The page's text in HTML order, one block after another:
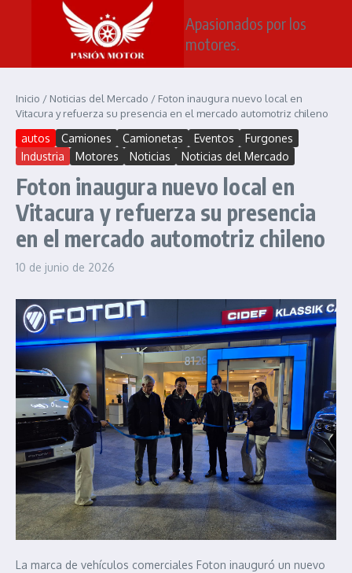
Saltar al contenido
Apasionados por los
motores.
Inicio / Noticias del Mercado / Foton inaugura nuevo local en
Vitacura y refuerza su presencia en el mercado automotriz chileno
autos Camiones Camionetas Eventos
Furgones
Industria
Motores Noticias Noticias del Mercado
Foton inaugura nuevo local en
Vitacura y refuerza su presencia
en el mercado automotriz chileno
10 de junio de 2026
La marca de vehículos comerciales Foton inauguró un nuevo